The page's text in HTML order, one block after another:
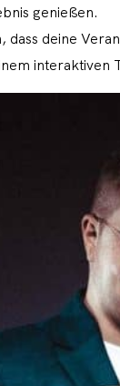
genießen.
deine
interaktiven